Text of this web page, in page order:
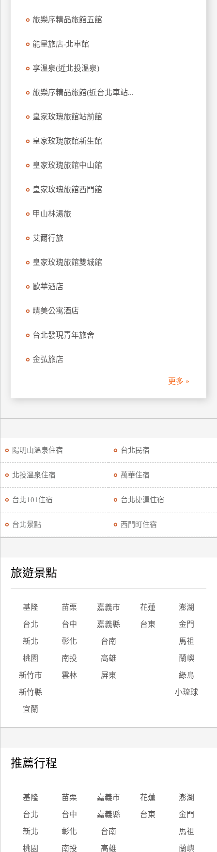
旅樂序精品旅館五館
能量旅店-北車館
享溫泉(近北投溫泉)
旅樂序精品旅館(近台北車站...
皇家玫瑰旅館站前館
皇家玫瑰旅館新生館
皇家玫瑰旅館中山館
皇家玫瑰旅館西門館
甲山林湯旅
艾爾行旅
皇家玫瑰旅館雙城館
歐華酒店
晴美公寓酒店
台北發現青年旅舍
金弘旅店
更多 »
陽明山溫泉住宿 台北民宿
北投溫泉住宿 萬華住宿
台北101住宿 台北捷運住宿
台北景點 西門町住宿
旅遊景點
基隆 苗栗 嘉義市 花蓮 澎湖
台北 台中 嘉義縣 台東 金門
新北 彰化 台南 馬祖
桃園 南投 高雄 蘭嶼
新竹市 雲林 屏東 綠島
新竹縣 小琉球
宜蘭
推薦行程
基隆 苗栗 嘉義市 花蓮 澎湖
台北 台中 嘉義縣 台東 金門
新北 彰化 台南 馬祖
桃園 南投 高雄 蘭嶼